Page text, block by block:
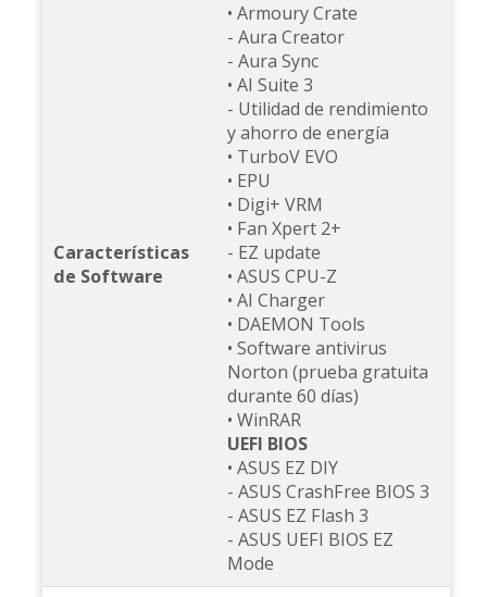
Características
de Software
• Armoury Crate
- Aura Creator
- Aura Sync
• AI Suite 3
- Utilidad de rendimiento
y ahorro de energía
• TurboV EVO
• EPU
• Digi+ VRM
• Fan Xpert 2+
- EZ update
• ASUS CPU-Z
• AI Charger
• DAEMON Tools
• Software antivirus
Norton (prueba gratuita
durante 60 días)
• WinRAR
UEFI BIOS
• ASUS EZ DIY
- ASUS CrashFree BIOS 3
- ASUS EZ Flash 3
- ASUS UEFI BIOS EZ
Mode